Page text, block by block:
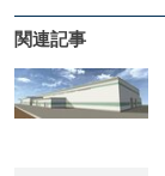
関連記事